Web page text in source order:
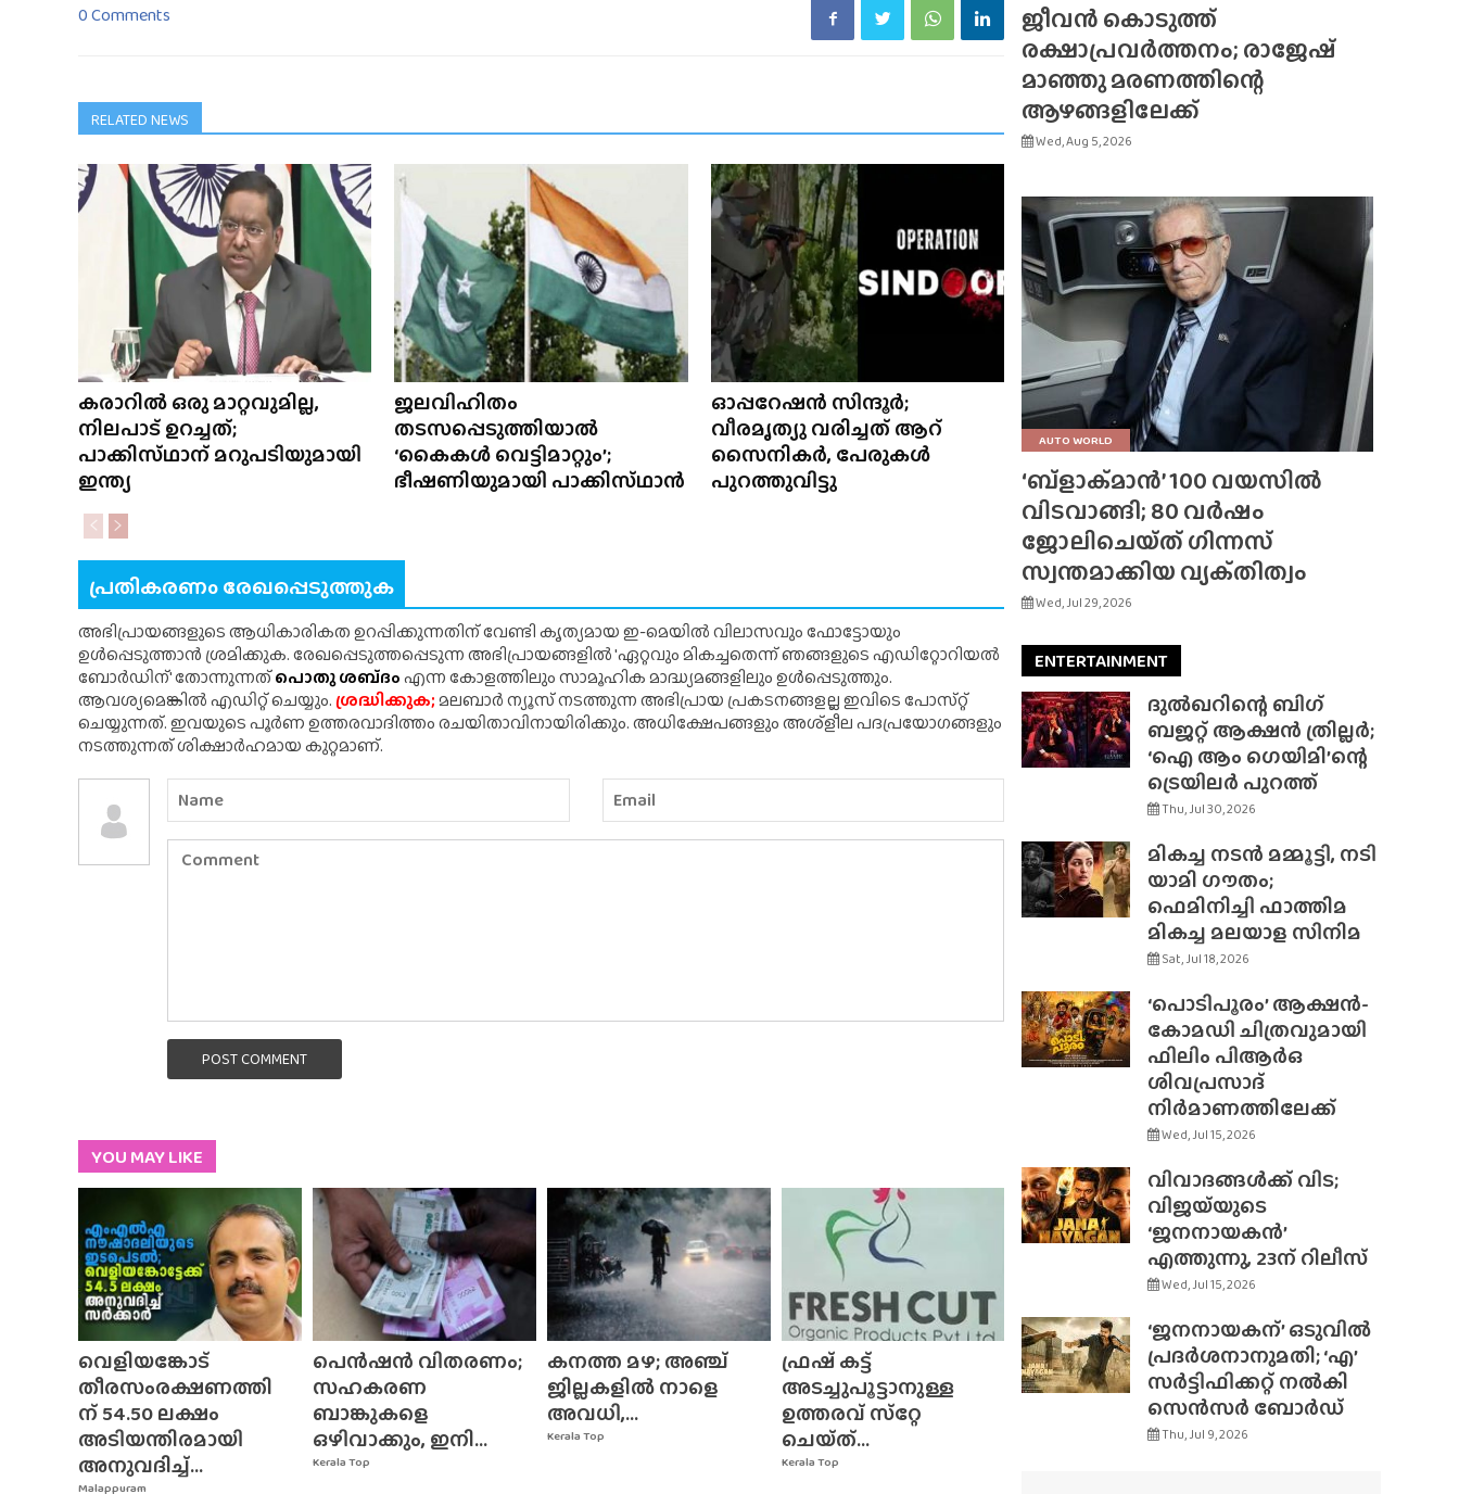
0 Comments
RELATED NEWS
കരാറിൽ ഒരു മാറ്റവുമില്ല,
നിലപാട് ഉറച്ചത്;
പാക്കിസ്‌ഥാന് മറുപടിയുമായി
ഇന്ത്യ
ജലവിഹിതം
തടസപ്പെടുത്തിയാൽ
‘കൈകൾ വെട്ടിമാറ്റും’;
ഭീഷണിയുമായി പാക്കിസ്‌ഥാൻ
ഓപ്പറേഷൻ സിന്ദൂർ;
വീരമൃത്യു വരിച്ചത് ആറ്
സൈനികർ, പേരുകൾ
പുറത്തുവിട്ടു
പ്രതികരണം രേഖപ്പെടുത്തുക
അഭിപ്രായങ്ങളുടെ ആധികാരികത ഉറപ്പിക്കുന്നതിന് വേണ്ടി കൃത്യമായ ഇ-മെയിൽ വിലാസവും ഫോട്ടോയും
ഉൾപ്പെടുത്താൻ ശ്രമിക്കുക. രേഖപ്പെടുത്തപ്പെടുന്ന അഭിപ്രായങ്ങളിൽ 'ഏറ്റവും മികച്ചതെന്ന് ഞങ്ങളുടെ എഡിറ്റോറിയൽ
ബോർഡിന്' തോന്നുന്നത്പൊതു ശബ്‌ദംഎന്ന കോളത്തിലും സാമൂഹിക മാദ്ധ്യമങ്ങളിലും ഉൾപ്പെടുത്തും.
ആവശ്യമെങ്കിൽ എഡിറ്റ് ചെയ്യും.ശ്രദ്ധിക്കുക;മലബാർ ന്യൂസ് നടത്തുന്ന അഭിപ്രായ പ്രകടനങ്ങളല്ല ഇവിടെ പോസ്‌റ്റ്
ചെയ്യുന്നത്. ഇവയുടെ പൂർണ ഉത്തരവാദിത്തം രചയിതാവിനായിരിക്കും. അധിക്ഷേപങ്ങളും അശ്‌ളീല പദപ്രയോഗങ്ങളും
നടത്തുന്നത് ശിക്ഷാർഹമായ കുറ്റമാണ്.
POST COMMENT
YOU MAY LIKE
Malappuram
വെളിയങ്കോട്
തീരസംരക്ഷണത്തി
ന് 54.50 ലക്ഷം
അടിയന്തിരമായി
അനുവദിച്ച്...
Kerala Top
പെൻഷൻ വിതരണം;
സഹകരണ
ബാങ്കുകളെ
ഒഴിവാക്കും, ഇനി...
Kerala Top
കനത്ത മഴ; അഞ്ച്
ജില്ലകളിൽ നാളെ
അവധി,...
Kerala Top
ഫ്രഷ് കട്ട്
അടച്ചുപൂട്ടാനുള്ള
ഉത്തരവ് സ്‌റ്റേ
ചെയ്‌ത്‌...
ജീവൻ കൊടുത്ത്
രക്ഷാപ്രവർത്തനം; രാജേഷ്
മാഞ്ഞു മരണത്തിന്റെ
ആഴങ്ങളിലേക്ക്
Wed, Aug 5, 2026
AUTO WORLD
‘ബ്‌ളാക്‌മാൻ’ 100 വയസിൽ
വിടവാങ്ങി; 80 വർഷം
ജോലിചെയ്‌ത്‌ ഗിന്നസ്
സ്വന്തമാക്കിയ വ്യക്‌തിത്വം
Wed, Jul 29, 2026
ENTERTAINMENT
ദുൽഖറിന്റെ ബിഗ്
ബജറ്റ് ആക്ഷൻ ത്രില്ലർ;
‘ഐ ആം ഗെയിമി’ന്റെ
ട്രെയിലർ പുറത്ത്
Thu, Jul 30, 2026
മികച്ച നടൻ മമ്മൂട്ടി, നടി
യാമി ഗൗതം;
ഫെമിനിച്ചി ഫാത്തിമ
മികച്ച മലയാള സിനിമ
Sat, Jul 18, 2026
‘പൊടിപൂരം’ ആക്ഷൻ-
കോമഡി ചിത്രവുമായി
ഫിലിം പിആർഒ
ശിവപ്രസാദ്
നിർമാണത്തിലേക്ക്
Wed, Jul 15, 2026
വിവാദങ്ങൾക്ക് വിട;
വിജയ്‌യുടെ
‘ജനനായകൻ’
എത്തുന്നു, 23ന് റിലീസ്
Wed, Jul 15, 2026
‘ജനനായകന്’ ഒടുവിൽ
പ്രദർശനാനുമതി; ‘എ’
സർട്ടിഫിക്കറ്റ് നൽകി
സെൻസർ ബോർഡ്
Thu, Jul 9, 2026